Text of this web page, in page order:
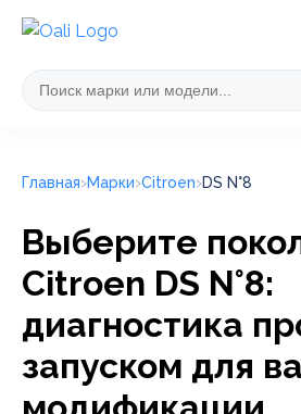
Главная Марки Citroen DS N°8
Выберите
Citroen DS N°8:
диагностика
запуском для